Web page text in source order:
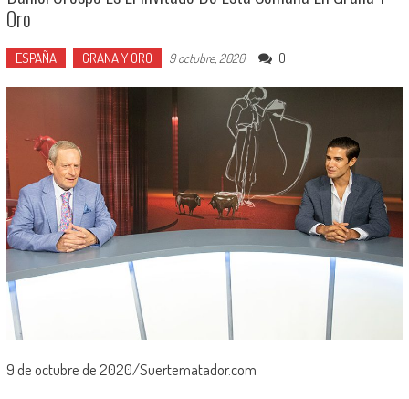
Oro
ESPAÑA GRANA Y ORO 9 octubre, 2020 0
9 de octubre de 2020/Suertematador.com